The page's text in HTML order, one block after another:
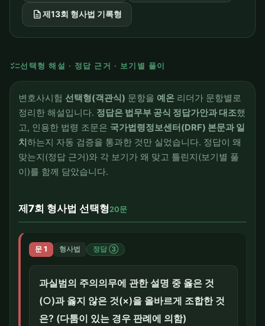
description제13회 형사법 기록형
checklist선택형 해설 · 정답 근거 · 보기별 풀이
변호사시험 선택형(객관식) 문항을 예온 리더가 문항별로
정리한 해설입니다. 정답은 법무부 공식 정답가안과 대조했
고, 인용한 법령 조문은 국가법령정보센터(DRF) 본문과 일
치하는지 자동 검증을 통과한 것만 실었습니다. 정답이 왜
맞는지(정답 근거)와 각 보기가 왜 맞고 틀린지(보기별 풀
이)를 함께 담았습니다.
제7회 형사법 선택형20문
문 1 형사법 정답 ③
과실범의 주의의무에 관한 설명 중 옳은 것
(○)과 옳지 않은 것(×)을 올바르게 조합한 것
은? (다툼이 있는 경우 판례에 의함)